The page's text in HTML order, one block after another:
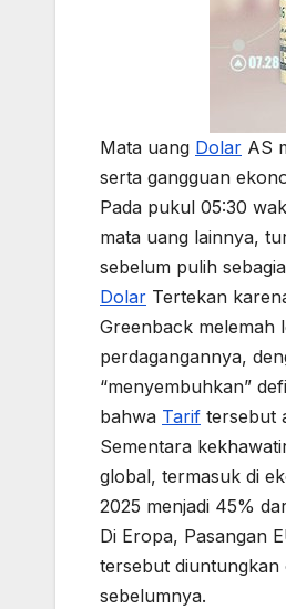
Mata uang Dolar AS
serta gangguan
Pada pukul 05:30
mata uang lainnya,
sebelum pulih
Dolar Tertekan
Greenback melemah
perdagangannya,
“menyembuhkan”
bahwa Tarif tersebut
Sementara
global, termasuk di
2025 menjadi 45%
Di Eropa, Pasangan
tersebut diuntungkan
sebelumnya.